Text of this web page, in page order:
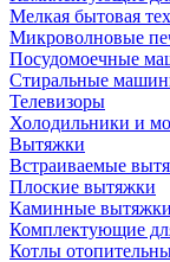
Мелкая бытовая
Микроволновые
Посудомоечные
Стиральные
Телевизоры
Холодильники и
Вытяжки
Встраиваемые
Плоские вытяжки
Каминные вытяжки
Комплектующие
Котлы